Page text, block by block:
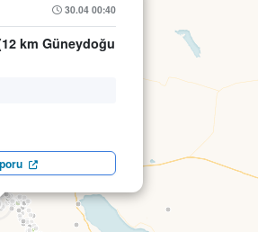
30.04 00:40
km Güneydoğu